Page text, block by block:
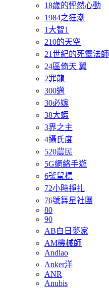
18歲的怦然心動
1984之狂潮
1大智1
210的天空
21世紀的死靈法師
24區倚天 翼
2罪龍
300邁
30必嫁
38大蝦
3界之主
4攝氏度
520農民
5G網絡手遊
6號鼠標
72小時掙扎
76號舞星社團
80
90
AB白日夢家
AM機械師
Andlao
Anker洋
ANR
Anubis